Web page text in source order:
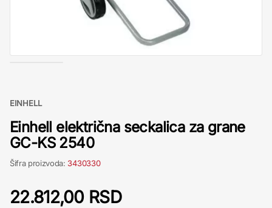
EINHELL
Einhell električna seckalica za grane
GC-KS 2540
Šifra proizvoda: 3430330
22.812,00 RSD